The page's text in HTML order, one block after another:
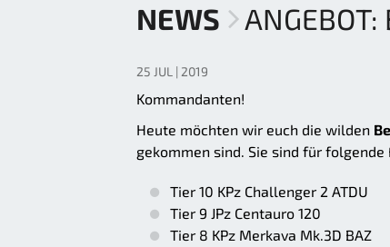
NEWS ANGEBOT:
25 JUL | 2019
Kommandanten!
Heute möchten wir euch die wilden
gekommen sind. Sie sind für
Tier 10 KPz Challenger 2 ATDU
Tier 9 JPz Centauro 120
Tier 8 KPz Merkava Mk.3D BAZ